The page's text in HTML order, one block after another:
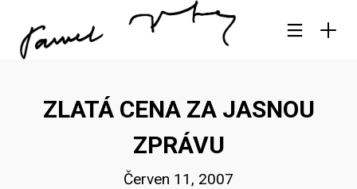
ZLATÁ CENA ZA JASNOU
ZPRÁVU
Červen 11, 2007